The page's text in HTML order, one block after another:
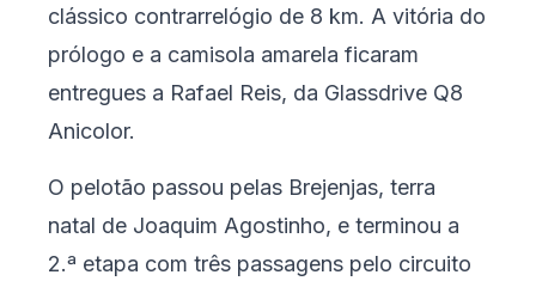
clássico contrarrelógio de 8 km. A vitória do
prólogo e a camisola amarela ficaram
entregues a Rafael Reis, da Glassdrive Q8
Anicolor.
O pelotão passou pelas Brejenjas, terra
natal de Joaquim Agostinho, e terminou a
2.ª etapa com três passagens pelo circuito